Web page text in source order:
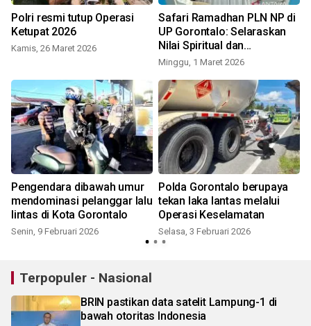
Polri resmi tutup Operasi
Ketupat 2026
Kamis, 26 Maret 2026
Safari Ramadhan PLN NP di
UP Gorontalo: Selaraskan
Nilai Spiritual dan
Keselamatan Kerja
Minggu, 1 Maret 2026
Pengendara dibawah umur
mendominasi pelanggar lalu
lintas di Kota Gorontalo
Senin, 9 Februari 2026
Polda Gorontalo berupaya
tekan laka lantas melalui
Operasi Keselamatan
Selasa, 3 Februari 2026
Terpopuler - Nasional
BRIN pastikan data satelit Lampung-1 di
bawah otoritas Indonesia